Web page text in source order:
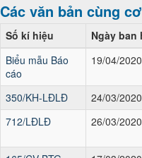
Các văn bản cùng
Số kí hiệu Ngày ban
Biểu mẫu Báo
cáo
19/04/2020
350/KH-LĐLĐ 24/03/2020
712/LĐLĐ
26/03/2020